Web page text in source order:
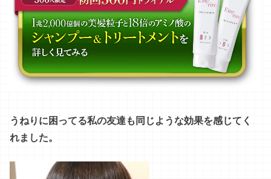
うねりに困ってる私の友達も同じような効果を感じてく
れました。